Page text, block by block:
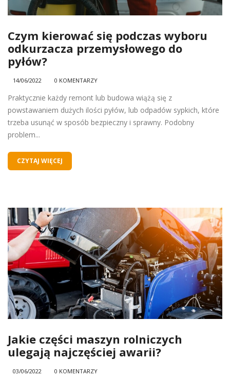
Czym kierować się podczas wyboru
odkurzacza przemysłowego do
pyłów?
14/06/2022 0 KOMENTARZY
Praktycznie każdy remont lub budowa wiążą się z
powstawaniem dużych ilości pyłów, lub odpadów sypkich, które
trzeba usunąć w sposób bezpieczny i sprawny. Podobny
problem...
CZYTAJ WIĘCEJ
Jakie części maszyn rolniczych
ulegają najczęściej awarii?
03/06/2022 0 KOMENTARZY